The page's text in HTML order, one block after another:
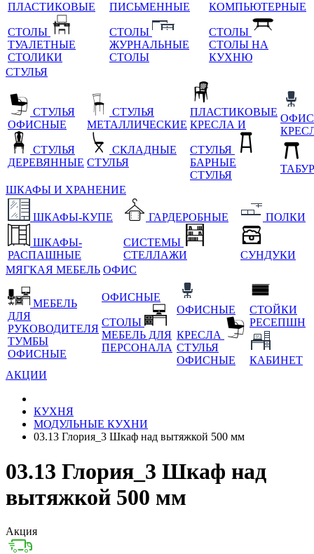
ПЛАСТИКОВЫЕ
СТОЛЫ
ТУАЛЕТНЫЕ
СТОЛИКИ
ПИСЬМЕННЫЕ
СТОЛЫ
ЖУРНАЛЬНЫЕ
СТОЛЫ
КОМПЬЮТЕРНЫЕ
СТОЛЫ
СТОЛЫ НА
КУХНЮ
СТУЛЬЯ
СТУЛЬЯ
ОФИСНЫЕ
СТУЛЬЯ
ДЕРЕВЯННЫЕ
СТУЛЬЯ
МЕТАЛЛИЧЕСКИЕ
СКЛАДНЫЕ
СТУЛЬЯ
ПЛАСТИКОВЫЕ
КРЕСЛА И
СТУЛЬЯ
БАРНЫЕ
СТУЛЬЯ
ШКАФЫ И ХРАНЕНИЕ
ШКАФЫ-КУПЕ
ШКАФЫ-
РАСПАШНЫЕ
ГАРДЕРОБНЫЕ
СИСТЕМЫ
СТЕЛЛАЖИ
ПОЛКИ
СУНДУКИ
МЯГКАЯ МЕБЕЛЬ ОФИС
МЕБЕЛЬ
ДЛЯ
РУКОВОДИТЕЛЯ
ТУМБЫ
ОФИСНЫЕ
ОФИСНЫЕ
СТОЛЫ
МЕБЕЛЬ ДЛЯ
ПЕРСОНАЛА
ОФИСНЫЕ
КРЕСЛА
СТУЛЬЯ
ОФИСНЫЕ
СТОЙКИ
РЕСЕПШН
КАБИНЕТ
АКЦИИ
КУХНЯ
МОДУЛЬНЫЕ КУХНИ
03.13 Глория_3 Шкаф над вытяжкой 500 мм
03.13 Глория_3 Шкаф над
вытяжкой 500 мм
Акция